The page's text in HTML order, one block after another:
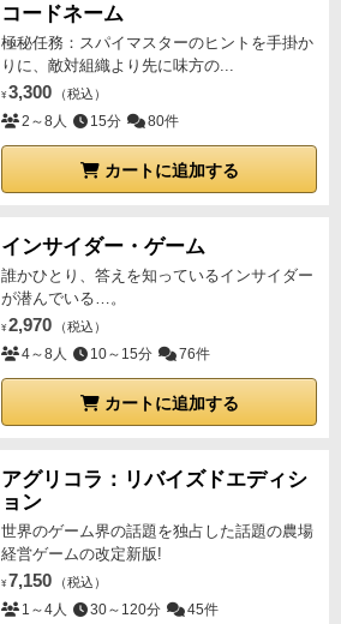
コードネーム
極秘任務：スパイマスターのヒントを手掛か
りに、敵対組織より先に味方の...
¥ 3,300 （税込）
2～8人 15分 80件
カートに追加する
インサイダー・ゲーム
誰かひとり、答えを知っているインサイダー
が潜んでいる…。
¥ 2,970 （税込）
4～8人 10～15分 76件
カートに追加する
アグリコラ：リバイズドエディシ
ョン
世界のゲーム界の話題を独占した話題の農場
経営ゲームの改定新版!
¥ 7,150 （税込）
1～4人 30～120分 45件